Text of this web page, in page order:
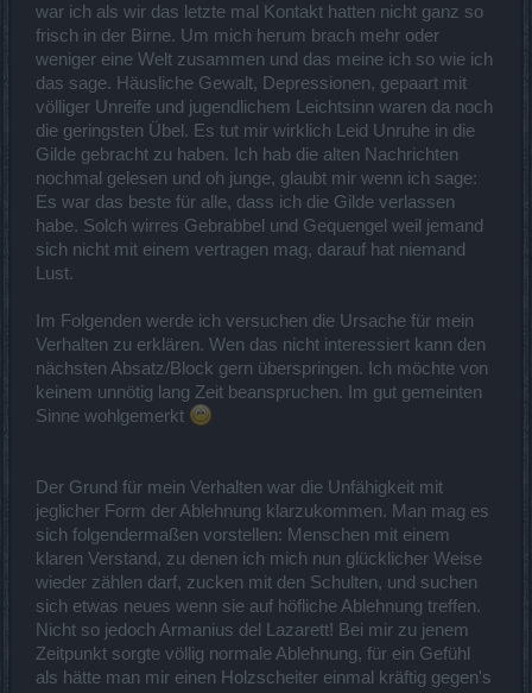
war ich als wir das letzte mal Kontakt hatten nicht ganz so
frisch in der Birne. Um mich herum brach mehr oder
weniger eine Welt zusammen und das meine ich so wie ich
das sage. Häusliche Gewalt, Depressionen, gepaart mit
völliger Unreife und jugendlichem Leichtsinn waren da noch
die geringsten Übel. Es tut mir wirklich Leid Unruhe in die
Gilde gebracht zu haben. Ich hab die alten Nachrichten
nochmal gelesen und oh junge, glaubt mir wenn ich sage:
Es war das beste für alle, dass ich die Gilde verlassen
habe. Solch wirres Gebrabbel und Gequengel weil jemand
sich nicht mit einem vertragen mag, darauf hat niemand
Lust.
Im Folgenden werde ich versuchen die Ursache für mein
Verhalten zu erklären. Wen das nicht interessiert kann den
nächsten Absatz/Block gern überspringen. Ich möchte von
keinem unnötig lang Zeit beanspruchen. Im gut gemeinten
Sinne wohlgemerkt
Der Grund für mein Verhalten war die Unfähigkeit mit
jeglicher Form der Ablehnung klarzukommen. Man mag es
sich folgendermaßen vorstellen: Menschen mit einem
klaren Verstand, zu denen ich mich nun glücklicher Weise
wieder zählen darf, zucken mit den Schulten, und suchen
sich etwas neues wenn sie auf höfliche Ablehnung treffen.
Nicht so jedoch Armanius del Lazarett! Bei mir zu jenem
Zeitpunkt sorgte völlig normale Ablehnung, für ein Gefühl
als hätte man mir einen Holzscheiter einmal kräftig gegen's